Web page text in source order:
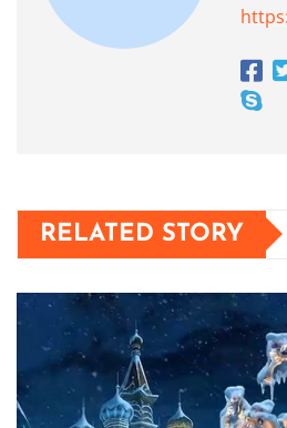
RELATED STORY